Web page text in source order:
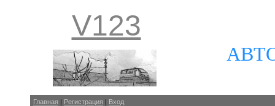
V123
Главная | Регистрация | Вход